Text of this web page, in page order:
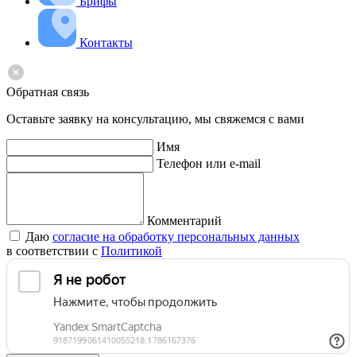
Контакты
Обратная связь
Оставьте заявку на консультацию, мы свяжемся с вами
Имя
Телефон или e-mail
Комментарий
Даю согласие на обработку персональных данных
в соответствии с Политикой